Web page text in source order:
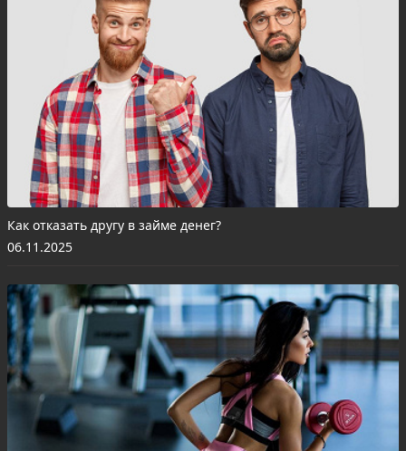
Как отказать другу в займе денег?
06.11.2025